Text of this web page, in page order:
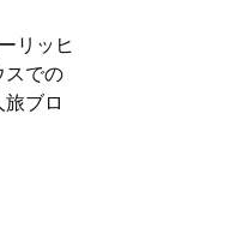
リッヒ
スでの
旅ブロ